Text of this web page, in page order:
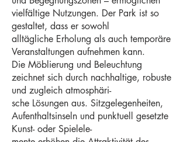
vielfältige Nutzungen. Der Park ist so
gestaltet, dass er sowohl
alltägliche Erholung als auch temporäre
Veranstaltungen aufnehmen kann.
Die Möblierung und Beleuchtung
zeichnet sich durch nachhaltige, robuste
und zugleich atmosphäri-
sche Lösungen aus. Sitzgelegenheiten,
Aufenthaltsinseln und punktuell gesetzte
Kunst- oder Spielele-